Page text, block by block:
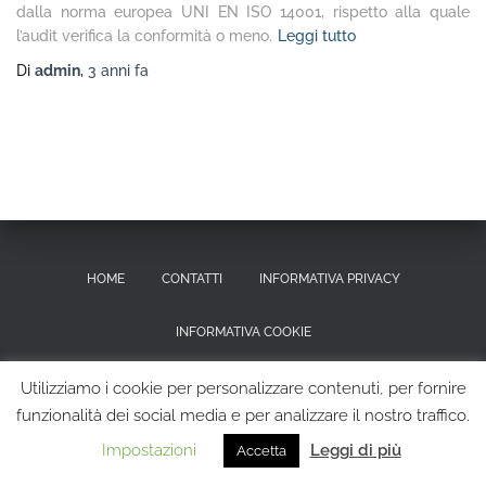
dalla norma europea UNI EN ISO 14001, rispetto alla quale
l’audit verifica la conformità o meno. Leggi tutto
Di admin, 3 anni fa
HOME CONTATTI INFORMATIVA PRIVACY
INFORMATIVA COOKIE
RICHIESTA CANCELLAZIONE DEI DATI PERSONALI
Hestia | Sviluppato daThemeIsle
Utilizziamo i cookie per personalizzare contenuti, per fornire
funzionalità dei social media e per analizzare il nostro traffico.
Impostazioni
Accetta Leggi di più